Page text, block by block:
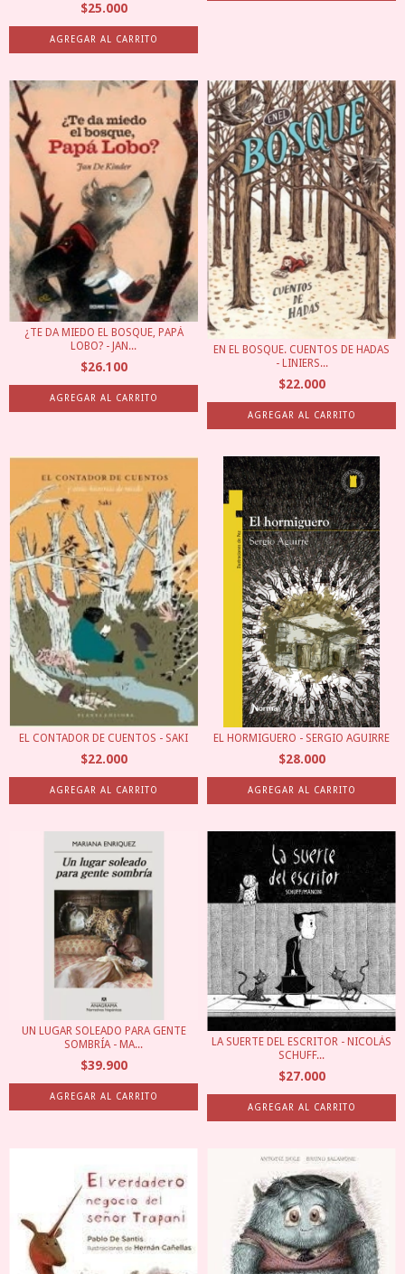
$25.000
¿TE DA MIEDO EL BOSQUE, PAPÁ
LOBO? - JAN...
$26.100
EN EL BOSQUE. CUENTOS DE HADAS
- LINIERS...
$22.000
EL CONTADOR DE CUENTOS - SAKI
$22.000
EL HORMIGUERO - SERGIO AGUIRRE
$28.000
UN LUGAR SOLEADO PARA GENTE
SOMBRÍA - MA...
$39.900
LA SUERTE DEL ESCRITOR - NICOLÁS
SCHUFF...
$27.000